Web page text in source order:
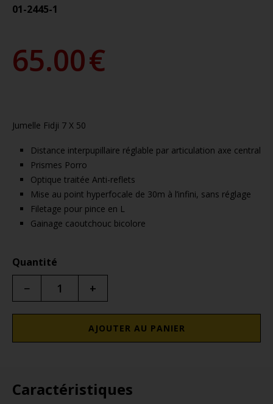
01-2445-1
65.00€
Jumelle Fidji 7 X 50
Distance interpupillaire réglable par articulation axe central
Prismes Porro
Optique traitée Anti-reflets
Mise au point hyperfocale de 30m à l’infini, sans réglage
Filetage pour pince en L
Gainage caoutchouc bicolore
Quantité
− +
AJOUTER AU PANIER
Caractéristiques